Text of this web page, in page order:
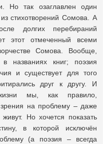
Но так озаглавлен один
стихотворений Сомова. А
долгих перебираний
этот отмеченный всеми
Сомова. Вообще,
названиях книг; поэзия
и существует для того
друг к другу. И
мы, как правило,
на проблему – даже
Но хочется показать
в которой исключён
(а поэзия – всегда